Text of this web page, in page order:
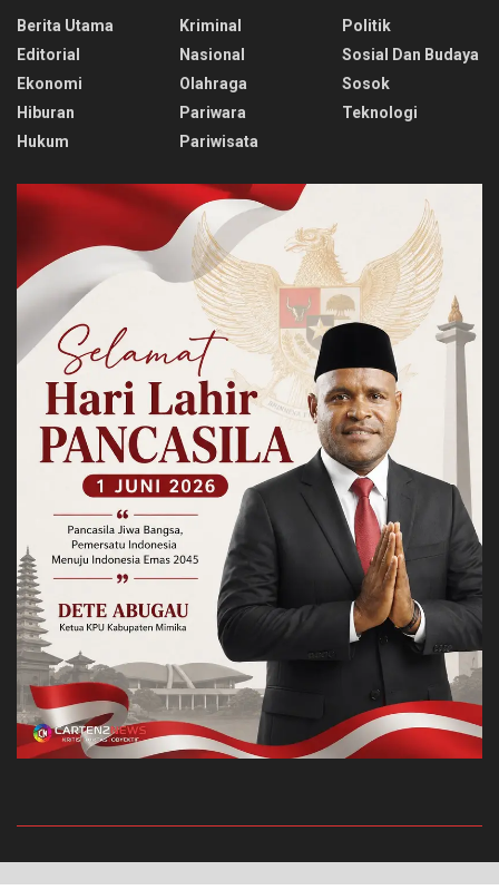
Berita Utama
Editorial
Ekonomi
Hiburan
Hukum
Kriminal
Nasional
Olahraga
Pariwara
Pariwisata
Politik
Sosial Dan Budaya
Sosok
Teknologi